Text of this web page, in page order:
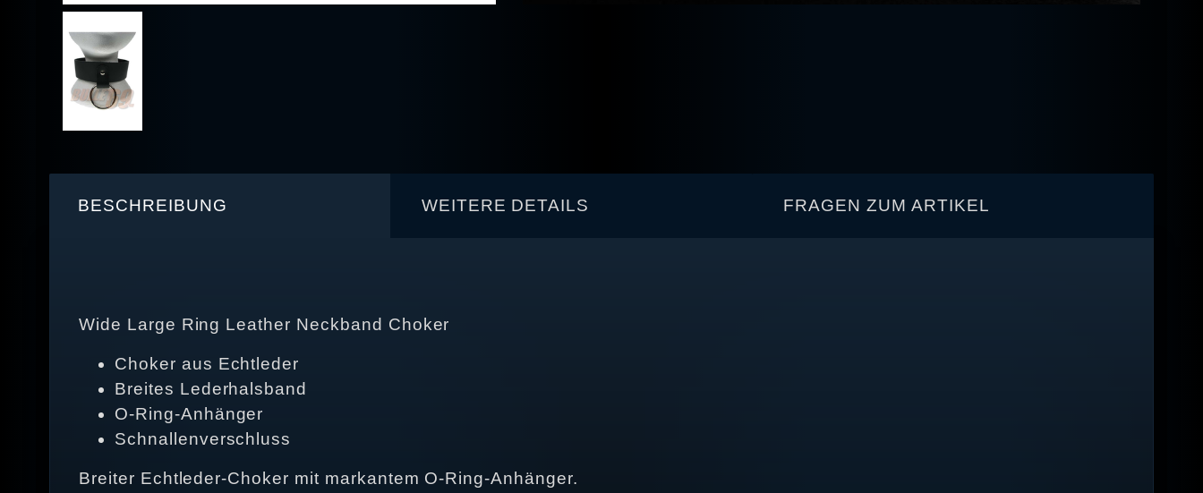
BESCHREIBUNG WEITERE DETAILS FRAGEN ZUM ARTIKEL
Wide Large Ring Leather Neckband Choker
Choker aus Echtleder
Breites Lederhalsband
O-Ring-Anhänger
Schnallenverschluss
Breiter Echtleder-Choker mit markantem O-Ring-Anhänger.